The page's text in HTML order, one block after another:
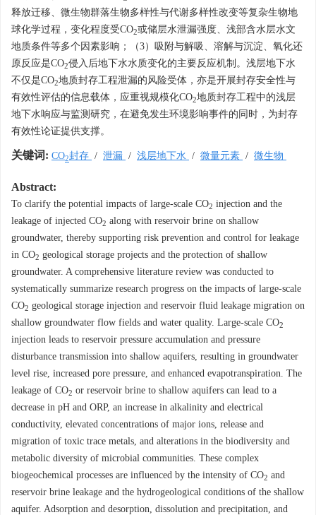
释放迁移、微生物群落生物多样性与代谢多样性改变等复杂生物地
球化学过程，变化程度受CO2或储层水泄漏强度、浅部含水层水文
地质条件等多个因素影响；（3）吸附与解吸、溶解与沉淀、氧化还
原反应是CO2侵入后地下水水质变化的主要反应机制。浅层地下水
不仅是CO2地质封存工程泄漏的风险受体，亦是开展封存安全性与
有效性评估的信息载体，应重视规模化CO2地质封存工程中的浅层
地下水响应与监测研究，在避免发生环境影响事件的同时，为封存
有效性论证提供支撑。
关键词: CO2封存 / 泄漏 / 浅层地下水 / 微量元素 / 微生物
Abstract:
To clarify the potential impacts of large-scale CO2 injection and the
leakage of injected CO2 along with reservoir brine on shallow
groundwater, thereby supporting risk prevention and control for leakage
in CO2 geological storage projects and the protection of shallow
groundwater. A comprehensive literature review was conducted to
systematically summarize research progress on the impacts of large-scale
CO2 geological storage injection and reservoir fluid leakage migration on
shallow groundwater flow fields and water quality. Large-scale CO2
injection leads to reservoir pressure accumulation and pressure
disturbance transmission into shallow aquifers, resulting in groundwater
level rise, increased pore pressure, and enhanced evapotranspiration. The
leakage of CO2 or reservoir brine to shallow aquifers can lead to a
decrease in pH and ORP, an increase in alkalinity and electrical
conductivity, elevated concentrations of major ions, release and
migration of toxic trace metals, and alterations in the biodiversity and
metabolic diversity of microbial communities. These complex
biogeochemical processes are influenced by the intensity of CO2 and
reservoir brine leakage and the hydrogeological conditions of the shallow
aquifer. Adsorption and desorption, dissolution and precipitation, and